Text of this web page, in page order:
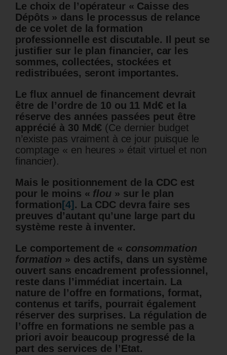
Le choix de l’opérateur « Caisse des
Dépôts » dans le processus de relance
de ce volet de la formation
professionnelle est discutable. Il peut se
justifier sur le plan financier, car les
sommes, collectées, stockées et
redistribuées, seront importantes.
Le flux annuel de financement devrait
être de l’ordre de 10 ou 11 Md€ et la
réserve des années passées peut être
apprécié à 30 Md€ (Ce dernier budget
n’existe pas vraiment à ce jour puisque le
comptage « en heures » était virtuel et non
financier).
Mais le positionnement de la CDC est
pour le moins « flou » sur le plan
formation [4] . La CDC devra faire ses
preuves d’autant qu’une large part du
système reste à inventer.
Le comportement de « consommation
formation » des actifs, dans un système
ouvert sans encadrement professionnel,
reste dans l’immédiat incertain. La
nature de l’offre en formations, format,
contenus et tarifs, pourrait également
réserver des surprises. La régulation de
l’offre en formations ne semble pas a
priori avoir beaucoup progressé de la
part des services de l’Etat.